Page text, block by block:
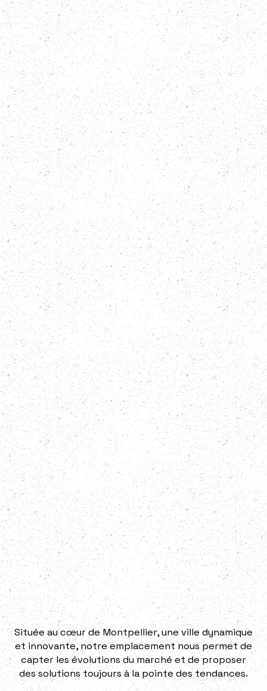
Située au cœur de Montpellier, une ville dynamique
et innovante, notre emplacement nous permet de
capter les évolutions du marché et de proposer
des solutions toujours à la pointe des tendances.